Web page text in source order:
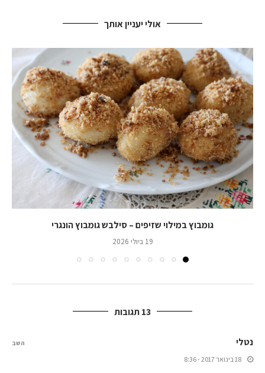
אולי יעניין אותך
גומבוץ במילוי שזיפים – סילבש גומבוץ הונגרי
19 ביולי 2026
13 תגובות
נטלי
18 בינואר 2017 - 8:36
השב